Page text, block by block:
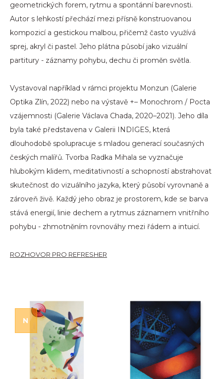
geometrických forem, rytmu a spontánní barevnosti.
Autor s lehkostí přechází mezi přísně konstruovanou
kompozicí a gestickou malbou, přičemž často využívá
sprej, akryl či pastel. Jeho plátna působí jako vizuální
partitury - záznamy pohybu, dechu či proměn světla.
Vystavoval například v rámci projektu Monzun (Galerie
Optika Zlín, 2022) nebo na výstavě +– Monochrom / Pocta
vzájemnosti (Galerie Václava Chada, 2020–2021). Jeho díla
byla také představena v Galerii INDIGES, která
dlouhodobě spolupracuje s mladou generací současných
českých malířů. Tvorba Radka Mihala se vyznačuje
hlubokým klidem, meditativností a schopností abstrahovat
skutečnost do vizuálního jazyka, který působí vyrovnaně a
zároveň živě. Každý jeho obraz je prostorem, kde se barva
stává energií, linie dechem a rytmus záznamem vnitřního
pohybu - zhmotněním rovnováhy mezi řádem a intuicí.
ROZHOVOR PRO REFRESHER
N OVINKA